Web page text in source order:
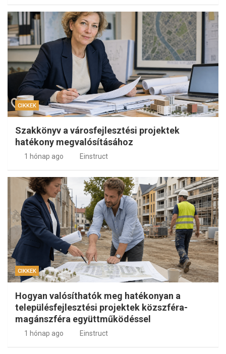
CIKKEK
Szakkönyv a városfejlesztési projektek
hatékony megvalósításához
1 hónap ago Einstruct
CIKKEK
Hogyan valósíthatók meg hatékonyan a
településfejlesztési projektek közszféra-
magánszféra együttműködéssel
1 hónap ago Einstruct